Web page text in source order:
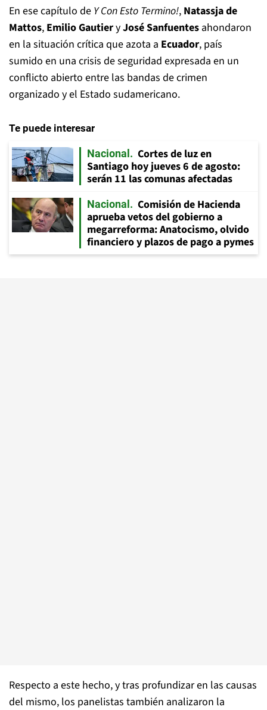
En ese capítulo de Y Con Esto Termino!, Natassja de
Mattos, Emilio GautieryJosé Sanfuentes ahondaron
en la situación crítica que azota a Ecuador, país
sumido en una crisis de seguridad expresada en un
conflicto abierto entre las bandas de crimen
organizado y el Estado sudamericano.
Te puede interesar
Nacional
Cortes de luz en
Santiago hoy jueves 6 de agosto:
serán 11 las comunas afectadas
Nacional
Comisión de Hacienda
aprueba vetos del gobierno a
megarreforma: Anatocismo, olvido
financiero y plazos de pago a pymes
Respecto a este hecho, y tras profundizar en las causas
del mismo, los panelistas también analizaron la